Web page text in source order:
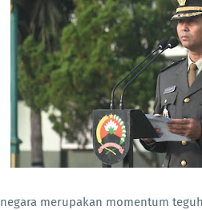
merupakan momentum